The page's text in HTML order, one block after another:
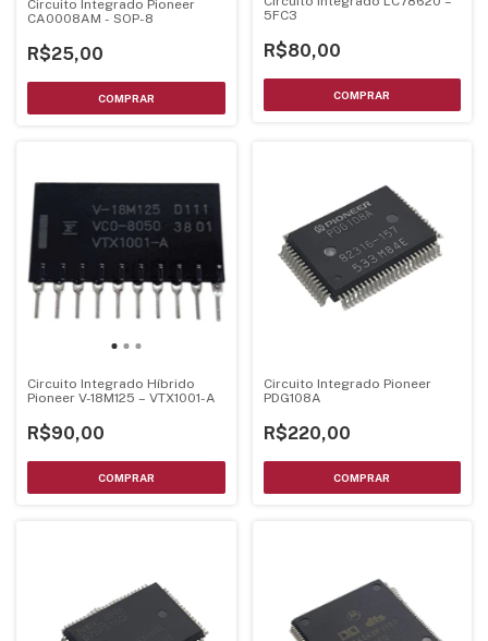
Circuito Integrado Pioneer
CA0008AM - SOP-8
R$25,00
5FC3
R$80,00
Circuito Integrado Híbrido
Pioneer V-18M125 – VTX1001-A
R$90,00
Circuito Integrado Pioneer
PDG108A
R$220,00